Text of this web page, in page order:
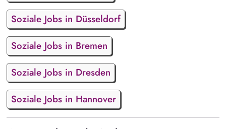
Soziale Jobs in Düsseldorf
Soziale Jobs in Bremen
Soziale Jobs in Dresden
Soziale Jobs in Hannover